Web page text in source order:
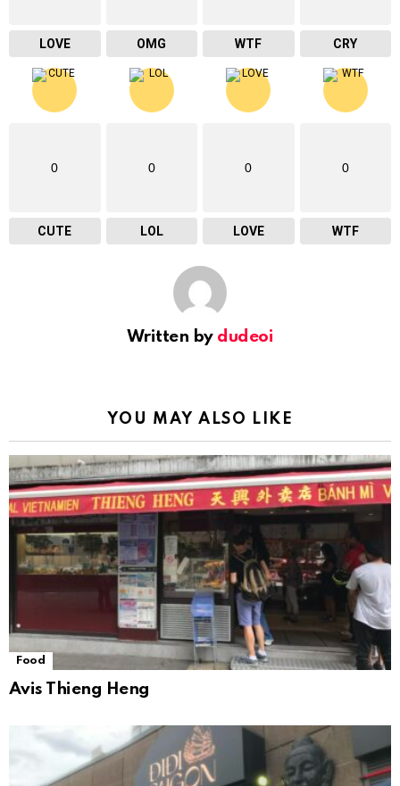
LOVE OMG WTF CRY
0
CUTE
0
LOL
0
LOVE
0
WTF
Written by dudeoi
YOU MAY ALSO LIKE
Food
Avis Thieng Heng